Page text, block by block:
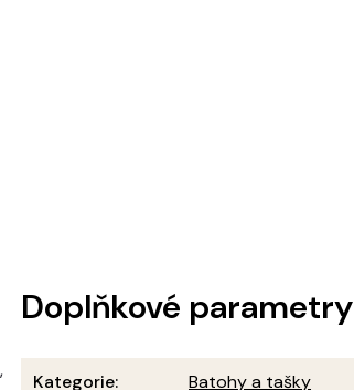
Doplňkové parametry
Kategorie:
Batohy a tašky